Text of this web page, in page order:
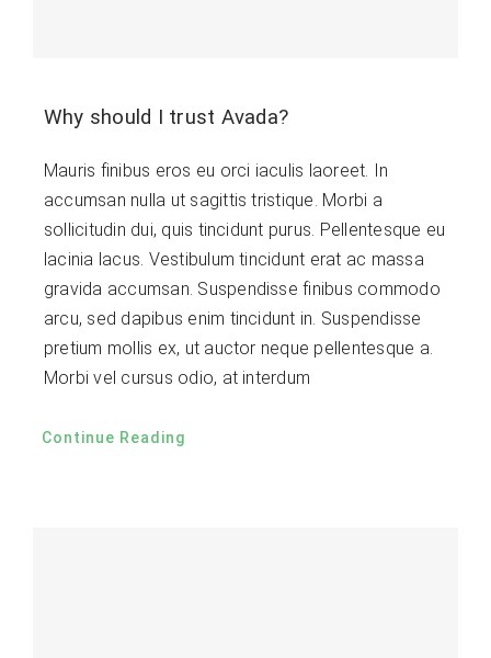
Why should I trust Avada?
Mauris finibus eros eu orci iaculis laoreet. In
accumsan nulla ut sagittis tristique. Morbi a
sollicitudin dui, quis tincidunt purus. Pellentesque eu
lacinia lacus. Vestibulum tincidunt erat ac massa
gravida accumsan. Suspendisse finibus commodo
arcu, sed dapibus enim tincidunt in. Suspendisse
pretium mollis ex, ut auctor neque pellentesque a.
Morbi vel cursus odio, at interdum
Continue Reading